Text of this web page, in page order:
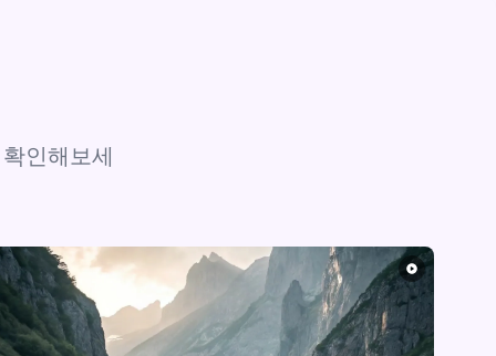
인해보세